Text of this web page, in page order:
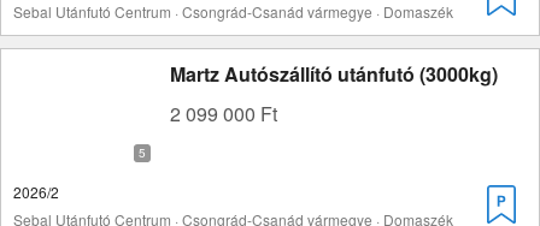
Sebal Utánfutó Centrum · Csongrád-Csanád vármegye · Domaszék
Martz Autószállító utánfutó (3000kg)
2 099 000 Ft
2026/2
Sebal Utánfutó Centrum · Csongrád-Csanád vármegye · Domaszék